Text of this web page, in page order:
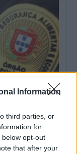
Information
third parties, or
for
opt-out
that after your
de centro
(ASAE)